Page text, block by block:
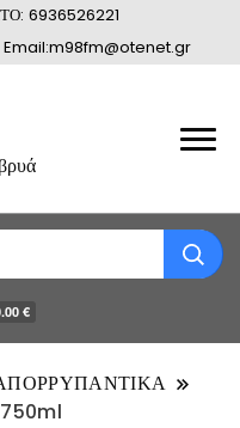
6936526221
Email:m98fm@otenet.gr
€